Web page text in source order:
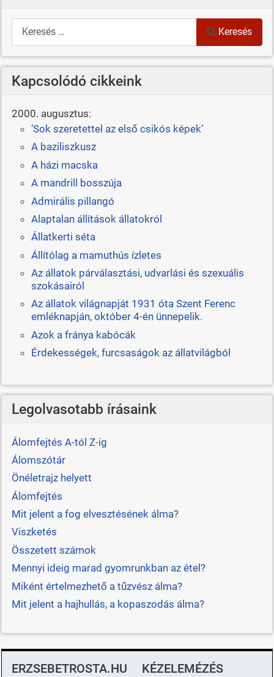
Keresés
Keresés
Kapcsolódó cikkeink
2000. augusztus:
’Sok szeretettel az első csikós képek’
A baziliszkusz
A házi macska
A mandrill bosszúja
Admirális pillangó
Alaptalan állítások állatokról
Állatkerti séta
Állítólag a mamuthús ízletes
Az állatok párválasztási, udvarlási és szexuális
szokásairól
Az állatok világnapját 1931 óta Szent Ferenc
emléknapján, október 4-én ünnepelik.
Azok a fránya kabócák
Érdekességek, furcsaságok az állatvilágból
Legolvasotabb írásaink
Álomfejtés A-tól Z-ig
Álomszótár
Önéletrajz helyett
Álomfejtés
Mit jelent a fog elvesztésének álma?
Viszketés
Összetett számok
Mennyi ideig marad gyomrunkban az étel?
Miként értelmezhető a tűzvész álma?
Mit jelent a hajhullás, a kopaszodás álma?
ERZSEBETROSTA.HU KÉZELEMÉZÉS